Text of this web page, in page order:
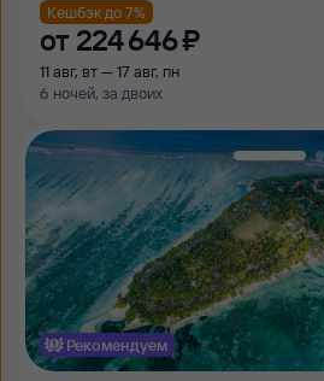
Кешбэк до 7%
от 224 ⁠646 ⁠₽
11 авг, вт — 17 авг, пн
6 ночей, за двоих
Рекомендуем